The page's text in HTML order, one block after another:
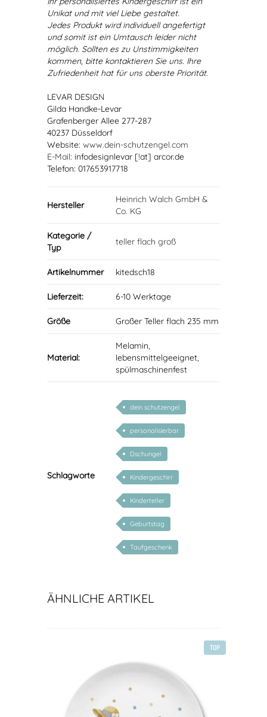
Unikat und mit viel Liebe gestaltet.
Jedes Produkt wird individuell angefertigt
und somit ist ein Umtausch leider nicht
möglich. Sollten es zu Unstimmigkeiten
kommen, bitte kontaktieren Sie uns. Ihre
Zufriedenheit hat für uns oberste Priorität.
LEVAR DESIGN
Gilda Handke-Levar
Grafenberger Allee 277-287
40237 Düsseldorf
Website: www.dein-schutzengel.com
E-Mail: infodesignlevar [!at] arcor.de
Telefon: 017653917718
Hersteller
Heinrich Walch GmbH &
Co. KG
Kategorie /
Typ
teller flach groß
Artikelnummer kitedsch18
Lieferzeit: 6-10 Werktage
Größe Großer Teller flach 235 mm
Material:
Melamin,
lebensmittelgeeignet,
spülmaschinenfest
Schlagworte
dein schutzengel
personalisierbar
Dschungel
Kindergeschirr
Kinderteller
Geburtstag
Taufgeschenk
ÄHNLICHE ARTIKEL
TOP